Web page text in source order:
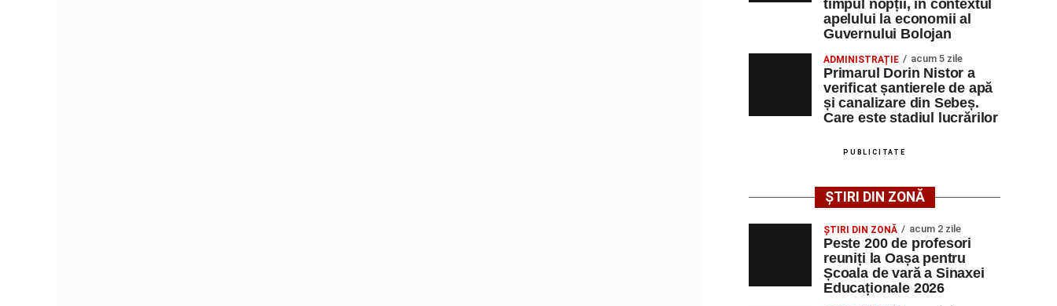
timpul nopții, în contextul
apelului la economii al
Guvernului Bolojan
ADMINISTRAȚIE acum 5 zile
Primarul Dorin Nistor a
verificat șantierele de apă
și canalizare din Sebeș.
Care este stadiul lucrărilor
PUBLICITATE
ȘTIRI DIN ZONĂ
ȘTIRI DIN ZONĂ acum 2 zile
Peste 200 de profesori
reuniți la Oașa pentru
Școala de vară a Sinaxei
Educaționale 2026